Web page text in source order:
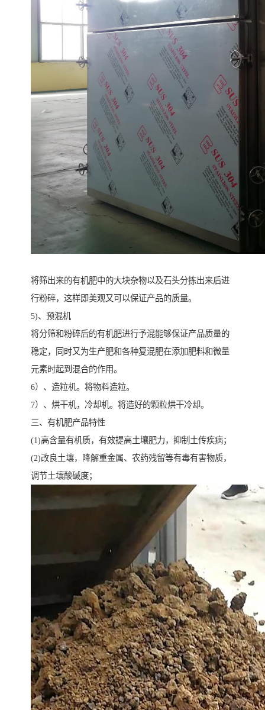
将筛出来的有机肥中的大块杂物以及石头分拣出来后进
行粉碎，这样即美观又可以保证产品的质量。
5)、预混机
将分筛和粉碎后的有机肥进行予混能够保证产品质量的
稳定，同时又为生产肥和各种复混肥在添加肥料和微量
元素时起到混合的作用。
6）、造粒机。将物料造粒。
7）、烘干机，冷却机。将造好的颗粒烘干冷却。
三、有机肥产品特性
(1)高含量有机质，有效提高土壤肥力，抑制土传疾病；
(2)改良土壤，降解重金属、农药残留等有毒有害物质，
调节土壤酸碱度；